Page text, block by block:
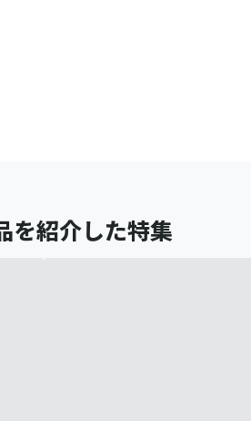
を紹介した特集